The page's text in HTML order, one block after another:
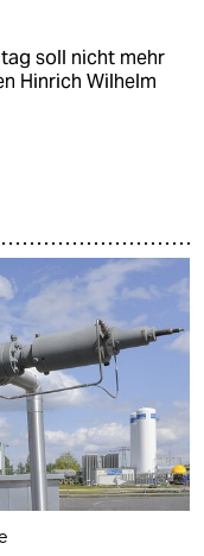
soll nicht mehr
Hinrich Wilhelm